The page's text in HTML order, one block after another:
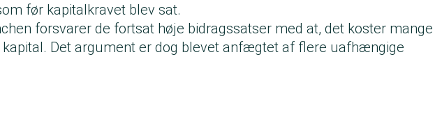
før kapitalkravet blev sat.
forsvarer de fortsat høje bidragssatser med at, det koster mange
kapital. Det argument er dog blevet anfægtet af flere uafhængige